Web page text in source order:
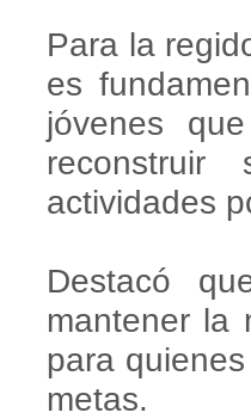
Para la
es
jóvenes
actividades
Destacó
mantener la
para
metas.